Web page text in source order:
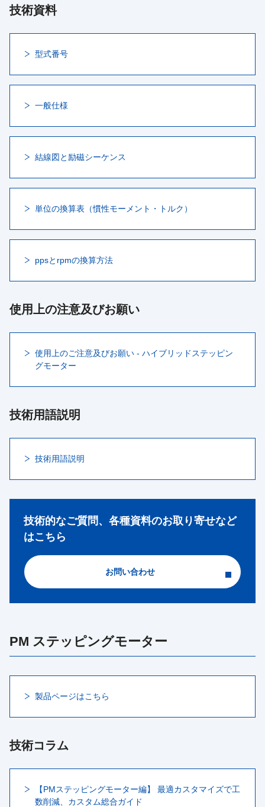
技術資料
型式番号
一般仕様
結線図と励磁シーケンス
単位の換算表（慣性モーメント・トルク）
ppsとrpmの換算方法
使用上の注意及びお願い
使用上のご注意及びお願い - ハイブリッドステッピン
グモーター
技術用語説明
技術用語説明
技術的なご質問、各種資料のお取り寄せなど
はこちら
お問い合わせ
PM ステッピングモーター
製品ページはこちら
技術コラム
【PMステッピングモーター編】 最適カスタマイズで工
数削減、カスタム総合ガイド